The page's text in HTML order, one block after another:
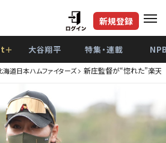
新規登録
大谷翔平 特集・連載
海道日本ハムファイターズ 新庄監督が“惚れた”楽天